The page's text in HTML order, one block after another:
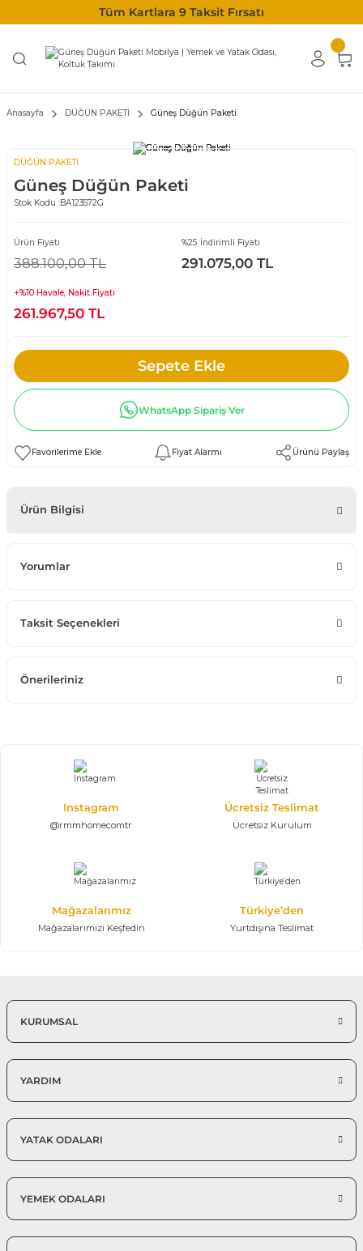
Tüm Kartlara 9 Taksit Fırsatı
Anasayfa DÜĞÜN PAKETİ Güneş Düğün Paketi
DÜĞÜN PAKETİ
Güneş Düğün Paketi
Stok Kodu :BA123572G
Ürün Fiyatı
388.100,00 TL
%25 İndirimli Fiyatı
291.075,00 TL
+%10 Havale, Nakit Fiyatı
261.967,50 TL
Sepete Ekle
WhatsApp Sipariş Ver
Fiyat Alarmı Ürünü Paylaş
Ürün Bilgisi
Yorumlar
Taksit Seçenekleri
Önerileriniz
Instagram
@rmmhomecomtr
Ücretsiz Teslimat
Ücretsiz Kurulum
Mağazalarımız
Mağazalarımızı Keşfedin
Türkiye’den
Yurtdışına Teslimat
KURUMSAL
YARDIM
YATAK ODALARI
YEMEK ODALARI